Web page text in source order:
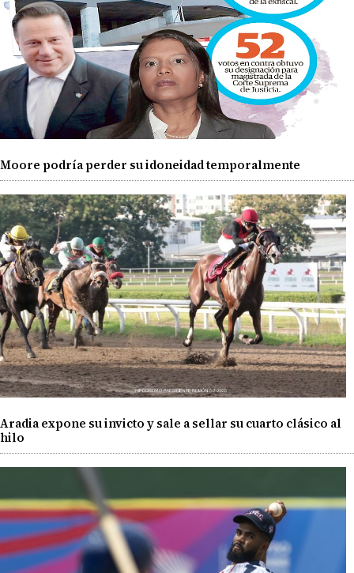
Moore podría perder su idoneidad temporalmente
Aradia expone su invicto y sale a sellar su cuarto clásico al
hilo